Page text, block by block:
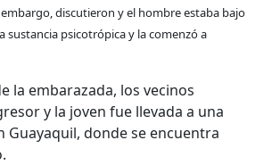
embargo, discutieron y el hombre estaba bajo
sustancia psicotrópica y la comenzó a
la embarazada, los vecinos
y la joven fue llevada a una
Guayaquil, donde se encuentra